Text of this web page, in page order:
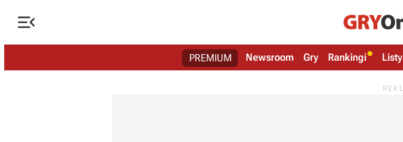

PREMIUM Newsroom Gry Rankingi Listy